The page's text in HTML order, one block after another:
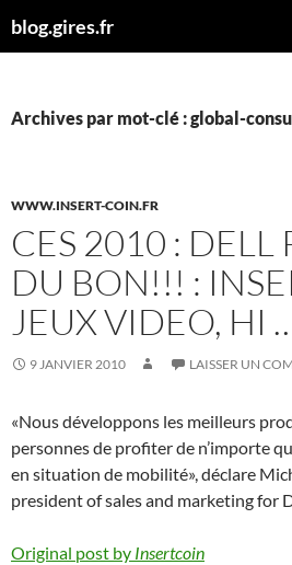
aublog.gires.fr
Archives par mot-clé : global-
WWW.INSERT-COIN.FR
CES 2010 : DELL
DU BON!!! :
JEUX VIDEO, HI
9 JANVIER 2010 LAISSER UN
«Nous développons les meilleurs
personnes de profiter de n’importe
en situation de mobilité», déclare
president of sales and marketing for
Original post by Insertcoin